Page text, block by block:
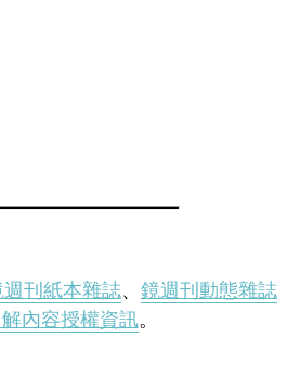
刊紙本雜誌、 鏡週刊動態雜誌
內容授權資訊。